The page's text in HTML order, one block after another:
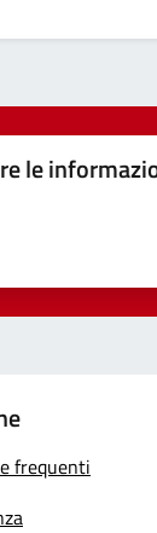
le
stelle su 5
su 5
5
frequenti